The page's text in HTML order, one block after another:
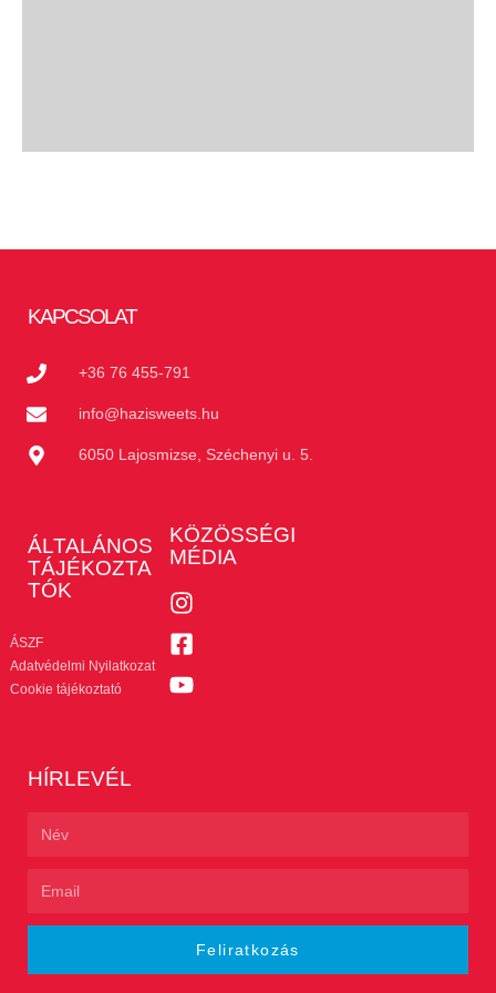
KAPCSOLAT
+36 76 455-791
info@hazisweets.hu
6050 Lajosmizse, Széchenyi u. 5.
ÁLTALÁNOS
TÁJÉKOZTA
TÓK
ÁSZF
Adatvédelmi Nyilatkozat
Cookie tájékoztató
KÖZÖSSÉGI
MÉDIA
HÍRLEVÉL
Feliratkozás